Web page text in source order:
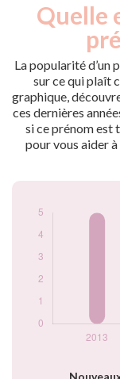
Quelle
La popularité d’un
sur ce qui plaît
graphique,
ces dernières
si ce prénom est
pour vous aider
Popularité du
prénom Natidja
par année
Année
Nouveaux-
nés
2014
5
2016
5